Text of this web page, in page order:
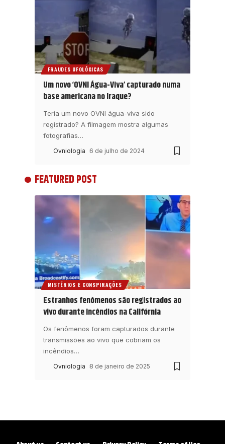
FRAUDES UFOLÓGICAS
Um novo ‘OVNI Água-Viva’ capturado numa
base americana no Iraque?
Teria um novo OVNI água-viva sido
registrado? A filmagem mostra algumas
fotografias…
Ovniologia 6 de julho de 2024
FEATURED POST
MISTÉRIOS E CONSPIRAÇÕES
Estranhos fenômenos são registrados ao
vivo durante incêndios na Califórnia
Os fenômenos foram capturados durante
transmissões ao vivo que cobriam os
incêndios…
Ovniologia 8 de janeiro de 2025